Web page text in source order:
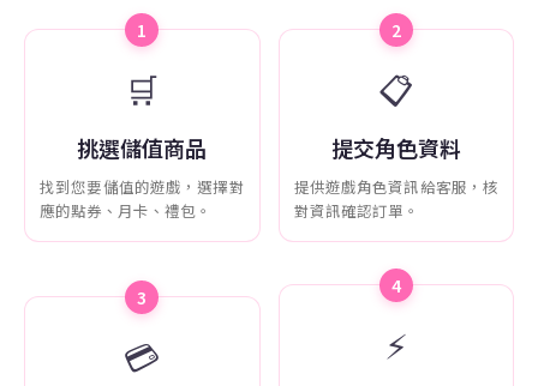
1
🛒
挑選儲值商品
找到您要儲值的遊戲，選擇對
應的點券、月卡、禮包。
2
📋
提交角色資料
提供遊戲角色資訊給客服，核
對資訊確認訂單。
3
💳
4
⚡